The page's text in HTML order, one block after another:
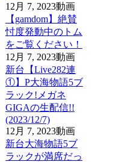
12月 7, 2023動画
【gamdom】絶賛
忖度発動中のトム
をご覧ください！
12月 7, 2023動画
新台【Live282連
①】P大海物語5ブ
ラック!メガネ
GIGAの生配信!!
(2023/12/7)
12月 7, 2023動画
新台大海物語5ブ
ラックが満席だっ